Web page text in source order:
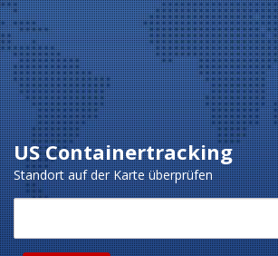
US Containertracking
Standort auf der Karte überprüfen